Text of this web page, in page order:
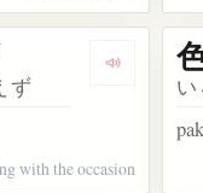
Dengarkan
ず
with the occasion